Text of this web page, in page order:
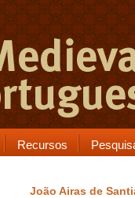
Recursos
João Airas de